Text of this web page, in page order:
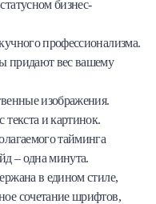
бизнес-
профессионализма.
придают вес вашему
изображения.
и картинок.
тайминга
– одна минута.
в едином стиле,
сочетание шрифтов,